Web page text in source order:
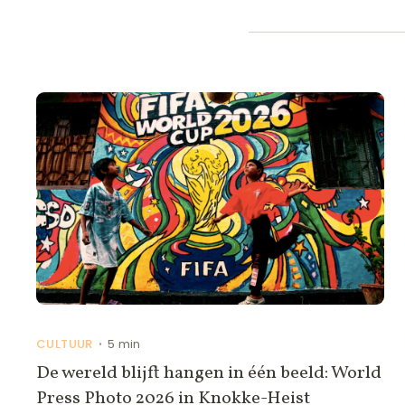
CULTUUR • 5 min
De wereld blijft hangen in één beeld: World
Press Photo 2026 in Knokke-Heist